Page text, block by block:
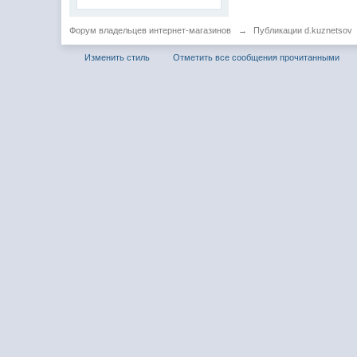
Форум владельцев интернет-магазинов → Публикации d.kuznetsov
Изменить стиль Отметить все сообщения прочитанными